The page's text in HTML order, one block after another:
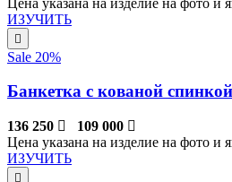
ИЗУЧИТЬ
Sale 20%
Банкетка с кованой
136 250
109 000
Цена указана на изделие на фото и
ИЗУЧИТЬ